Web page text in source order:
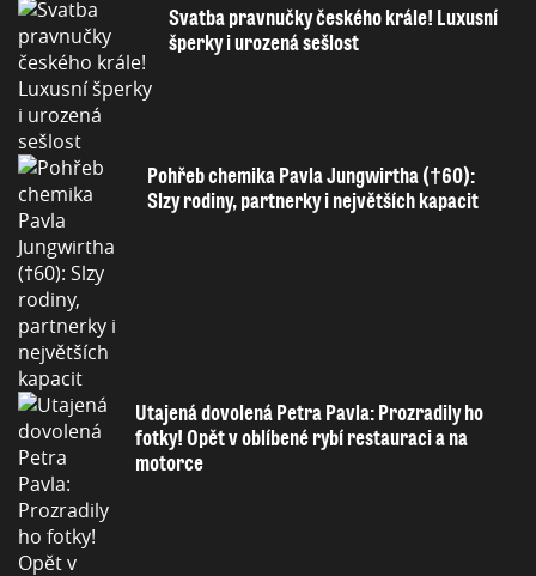
Svatba pravnučky českého krále! Luxusní
šperky i urozená sešlost
Pohřeb chemika Pavla Jungwirtha (†60):
Slzy rodiny, partnerky i největších kapacit
Utajená dovolená Petra Pavla: Prozradily ho
fotky! Opět v oblíbené rybí restauraci a na
motorce